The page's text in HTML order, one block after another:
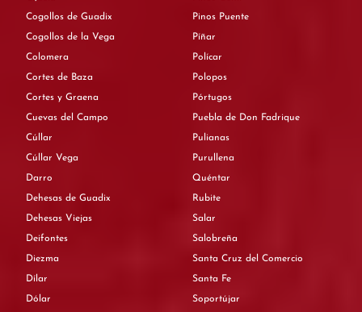
Cogollos de Guadix
Cogollos de la Vega
Colomera
Cortes de Baza
Cortes y Graena
Cuevas del Campo
Cúllar
Cúllar Vega
Darro
Dehesas de Guadix
Dehesas Viejas
Deifontes
Diezma
Dílar
Dólar
Pinos Puente
Píñar
Polícar
Polopos
Pórtugos
Puebla de Don Fadrique
Pulianas
Purullena
Quéntar
Rubite
Salar
Salobreña
Santa Cruz del Comercio
Santa Fe
Soportújar